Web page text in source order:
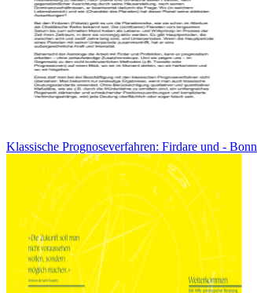
Klassische Prognoseverfahren: Firdare und - Bonn